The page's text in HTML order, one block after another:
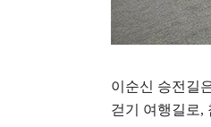
이순신 승전길
걷기 여행길로,